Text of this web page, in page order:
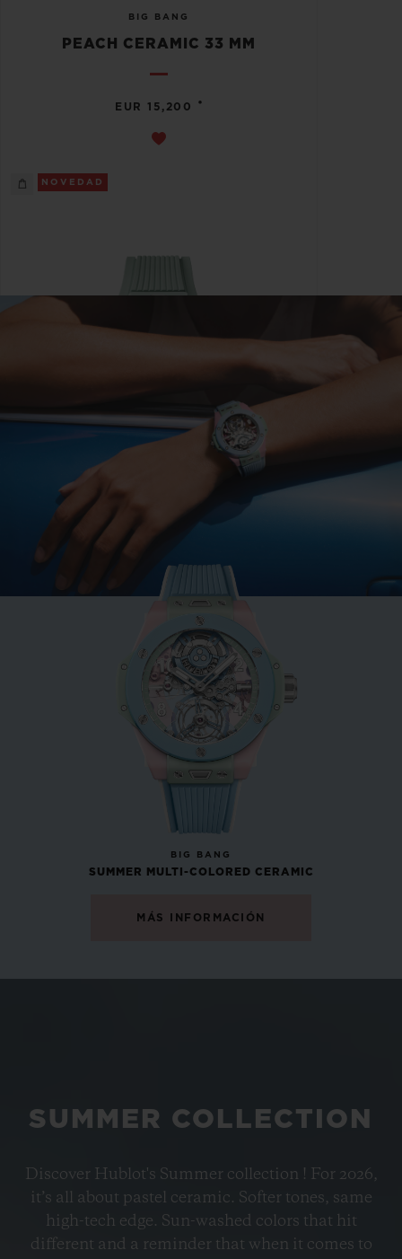
BIG BANG
PEACH CERAMIC 33 MM
EUR 15,200 •
NOVEDAD
BIG BANG
MINT GREEN CERAMIC
33 MM
EUR 15,200 •
BIG BANG
PETROL BLUE CERAMIC
33 MM
BIG BANG
SUMMER MULTI-COLORED CERAMIC
MÁS INFORMACIÓN
SUMMER COLLECTION
Discover Hublot's Summer collection ! For 2026,
it’s all about pastel ceramic. Softer tones, same
high-tech edge. Sun-washed colors that hit
different and a reminder that when it comes to